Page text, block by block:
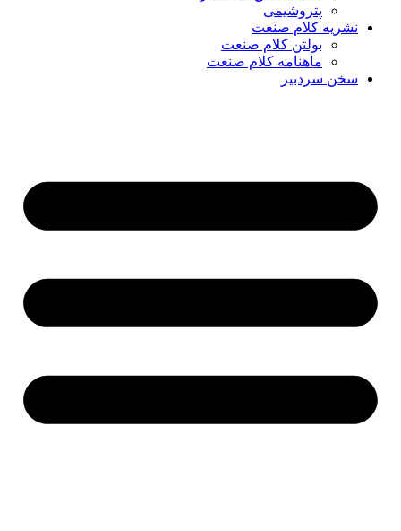
پتروشیمی
نشریه کلام صنعت
بولتن کلام صنعت
ماهنامه کلام صنعت
سخن سردبیر